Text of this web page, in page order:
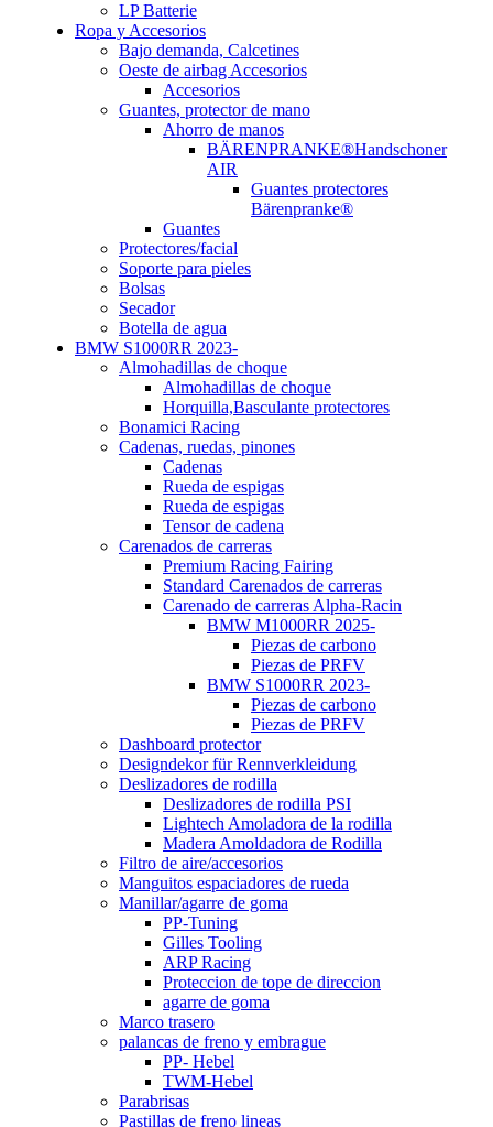
LP Batterie
Ropa y Accesorios
Bajo demanda, Calcetines
Oeste de airbag Accesorios
Accesorios
Guantes, protector de mano
Ahorro de manos
BÄRENPRANKE®Handschoner
AIR
Guantes protectores
Bärenpranke®
Guantes
Protectores/facial
Soporte para pieles
Bolsas
Secador
Botella de agua
BMW S1000RR 2023-
Almohadillas de choque
Almohadillas de choque
Horquilla,Basculante protectores
Bonamici Racing
Cadenas, ruedas, pinones
Cadenas
Rueda de espigas
Rueda de espigas
Tensor de cadena
Carenados de carreras
Premium Racing Fairing
Standard Carenados de carreras
Carenado de carreras Alpha-Racin
BMW M1000RR 2025-
Piezas de carbono
Piezas de PRFV
BMW S1000RR 2023-
Piezas de carbono
Piezas de PRFV
Dashboard protector
Designdekor für Rennverkleidung
Deslizadores de rodilla
Deslizadores de rodilla PSI
Lightech Amoladora de la rodilla
Madera Amoldadora de Rodilla
Filtro de aire/accesorios
Manguitos espaciadores de rueda
Manillar/agarre de goma
PP-Tuning
Gilles Tooling
ARP Racing
Proteccion de tope de direccion
agarre de goma
Marco trasero
palancas de freno y embrague
PP- Hebel
TWM-Hebel
Parabrisas
Pastillas de freno lineas